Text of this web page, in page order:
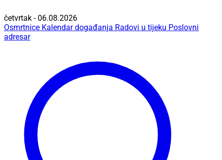
četvrtak - 06.08.2026
Osmrtnice Kalendar događanja Radovi u tijeku Poslovni
adresar